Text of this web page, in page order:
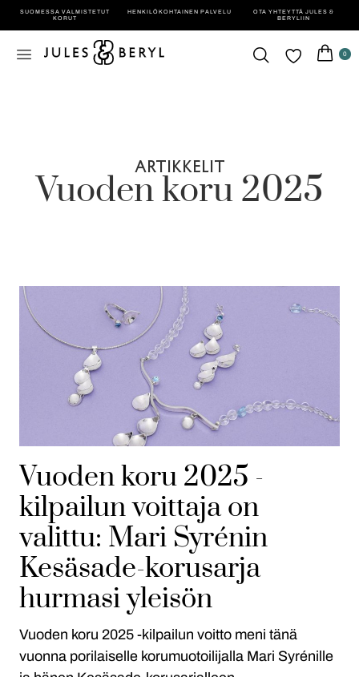
SUOMESSA VALMISTETUT
KORUT
HENKILÖ­KOHTAINEN PALVELU
OTA YHTEYTTÄ JULES &
BERYLIIN
0
ARTIKKELIT
Vuoden koru 2025
Vuoden koru 2025 -
kilpailun voittaja on
valittu: Mari Syrénin
Kesäsade-korusarja
hurmasi yleisön
Vuoden koru 2025 -kilpailun voitto meni tänä
vuonna porilaiselle korumuotoilijalla Mari Syrénille